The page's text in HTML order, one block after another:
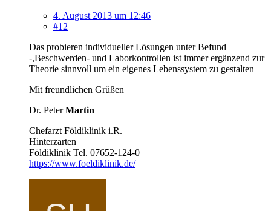
4. August 2013 um 12:46
#12
Das probieren individueller Lösungen unter Befund
-,Beschwerden- und Laborkontrollen ist immer ergänzend zur
Theorie sinnvoll um ein eigenes Lebenssystem zu gestalten
Mit freundlichen Grüßen
Dr. PeterMartin
Chefarzt Földiklinik i.R.
Hinterzarten
Földiklinik Tel. 07652-124-0
https://www.foeldiklinik.de/